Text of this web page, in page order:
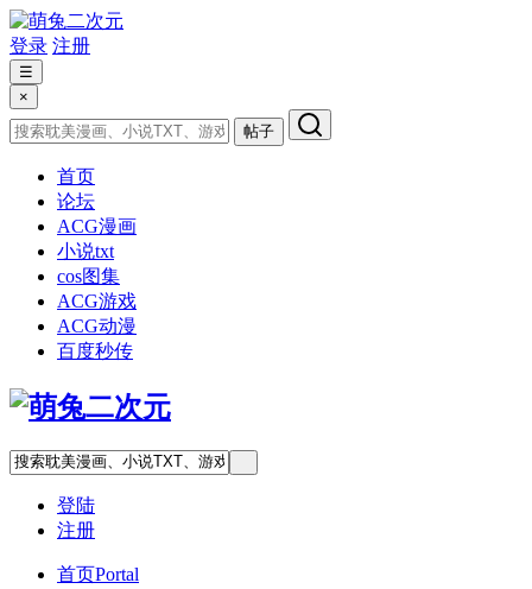
登录 注册
☰
×
帖子
首页
论坛
ACG漫画
小说txt
cos图集
ACG游戏
ACG动漫
百度秒传
登陆
注册
首页Portal